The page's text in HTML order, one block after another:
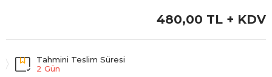
480,00 TL + KDV
Tahmini Teslim Süresi
2 Gün